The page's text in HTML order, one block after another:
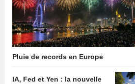
Pluie de records en Europe
IA, Fed et Yen : la nouvelle